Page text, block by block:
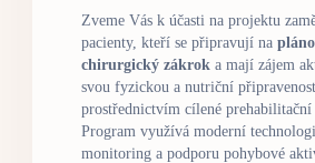
Zveme Vás k účasti na projektu
pacienty, kteří se připravují na
chirurgický zákrok a mají zájem
svou fyzickou a nutriční připravenost
prostřednictvím cílené prehabilitační
Program využívá moderní
monitoring a podporu pohybové